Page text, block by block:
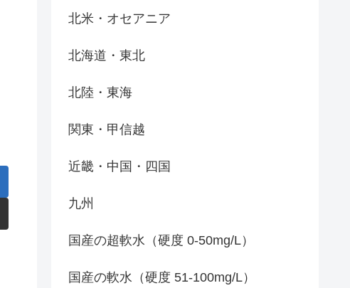
北米・オセアニア
北海道・東北
北陸・東海
関東・甲信越
近畿・中国・四国
九州
国産の超軟水（硬度 0-50mg/L）
国産の軟水（硬度 51-100mg/L）